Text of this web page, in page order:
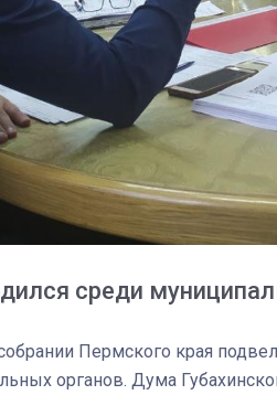
среди
Пермского края
органов. Дума